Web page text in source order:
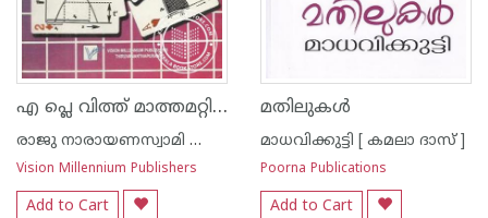
എ പ്ലെ വിത്ത് മാത്തമറ്റിക്കല്‍ ടോയ്സ്
രാജു നാരായണസ്വാമി ഐ എ എസ്
Vision Millennium Publishers
Add to Cart
മതിലുകള്‍
മാധവിക്കുട്ടി [ കമലാ ദാസ് ]
Poorna Publications
Add to Cart